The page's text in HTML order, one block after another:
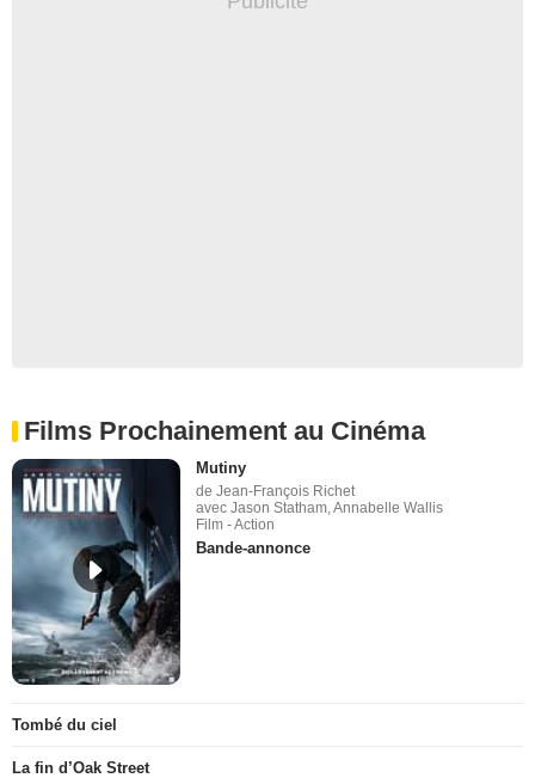
Films Prochainement au Cinéma
Mutiny
de Jean-François Richet
avec Jason Statham, Annabelle Wallis
Film - Action
Bande-annonce
Tombé du ciel
La fin d’Oak Street